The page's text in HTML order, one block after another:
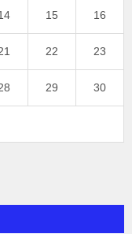
15 16
22 23
29 30